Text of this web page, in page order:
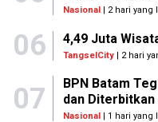
Nasional| 2 hari yang
06 4,49 Juta
TangselCity | 2 hari
07
BPN Batam
dan
Nasional| 1 hari yang